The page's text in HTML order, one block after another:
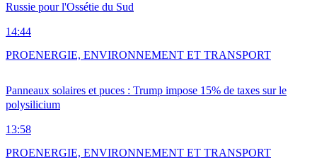
Russie pour l'Ossétie du Sud
14:44
Panneaux solaires et puces : Trump impose 15% de taxes sur le
polysilicium
13:58
PROENERGIE, ENVIRONNEMENT ET TRANSPORT
PROENERGIE, ENVIRONNEMENT ET TRANSPORT